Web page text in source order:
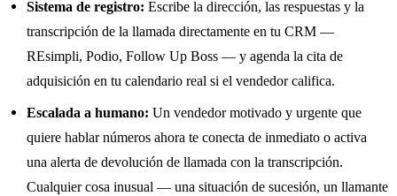
Sistema de registro: Escribe la dirección, las respuestas y la
transcripción de la llamada directamente en tu CRM —
REsimpli, Podio, Follow Up Boss — y agenda la cita de
adquisición en tu calendario real si el vendedor califica.
Escalada a humano: Un vendedor motivado y urgente que
quiere hablar números ahora te conecta de inmediato o activa
una alerta de devolución de llamada con la transcripción.
Cualquier cosa inusual — una situación de sucesión, un llamante